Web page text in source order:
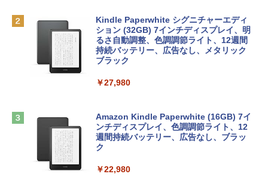
tomtoc 360°保護 15.6 16インチ パソコ
ンケース Dell NEC Lavie ASUS HP dyna
book Lenovo対応
13インチノートブック：AIとApple Intell
igence、13.6インチLiquid Retinaディ
スプレイ、16GBユニファイドメモリ、1
TB SSDストレージ、12MPセンターフレ
D - ミッドナイト
定バーチャルアイテムを含む】 【オンラ
インゲームコード】 ロブロックス |オン
ラインコード版
￥1,600
インゲームコード】 ロブロックス | オン
ラインコード版
￥3,200
￥1,292
非エンジニア 初心者 素人 でも安心 使い
めのAIコーディング入門シリーズ
￥99
AIイラスト表現辞典: 思い通りの絵を引き
Kindle Paperwhite シグニチャーエディ
ション (32GB) 7インチディスプレイ、明
るさ自動調整、色調調節ライト、12週間
持続バッテリー、広告なし、メタリック
ブラック
￥27,980
Amazon Kindle Paperwhite (16GB) 7イ
ンチディスプレイ、色調調節ライト、12
週間持続バッテリー、広告なし、ブラッ
ク
￥22,980